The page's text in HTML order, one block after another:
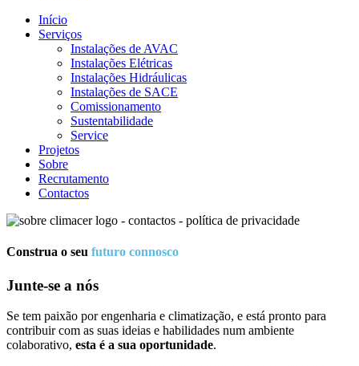
Início
Serviços
Instalações de AVAC
Instalações Elétricas
Instalações Hidráulicas
Instalações de SACE
Comissionamento
Sustentabilidade
Service
Projetos
Sobre
Recrutamento
Contactos
Construa o seu futuro connosco
Junte-se a nós
Se tem paixão por engenharia e climatização, e está pronto para
contribuir com as suas ideias e habilidades num ambiente
colaborativo, esta é a sua oportunidade.